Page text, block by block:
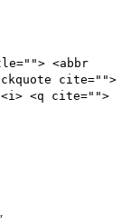
<abbr
cite="">
<i> <q cite="">